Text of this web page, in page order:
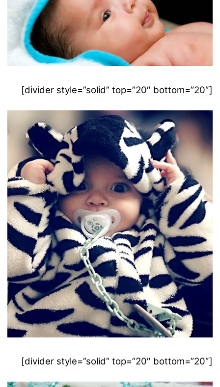
[divider style=”solid” top=”20″ bottom=”20″]
[divider style=”solid” top=”20″ bottom=”20″]